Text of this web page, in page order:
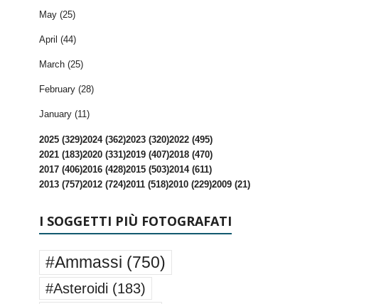
May (25)
April (44)
March (25)
February (28)
January (11)
2025 (329)2024 (362)2023 (320)2022 (495)
2021 (183)2020 (331)2019 (407)2018 (470)
2017 (406)2016 (428)2015 (503)2014 (611)
2013 (757)2012 (724)2011 (518)2010 (229)2009 (21)
I SOGGETTI PIÙ FOTOGRAFATI
#Ammassi (750)
#Asteroidi (183)